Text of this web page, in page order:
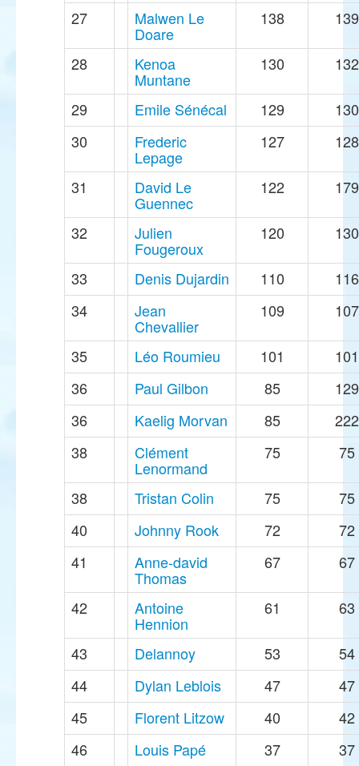
27 Malwen Le
Doare
138 139
28 Kenoa
Muntane
130 132
29 Emile Sénécal 129
130
30
Frederic
Lepage
127 128
31 David Le
Guennec
122 179
32 Julien
Fougeroux
120 130
33 Denis Dujardin 110
116
34
Jean
Chevallier
109 107
35 Léo Roumieu 101
101
36
Paul Gilbon 85
129
36
Kaelig Morvan 85
222
38
Clément
Lenormand
75 75
38 Tristan Colin 75
75
40
Johnny Rook 72
72
41
Anne-david
Thomas
67 67
42 Antoine
Hennion
61 63
43 Delannoy 53
54
44
Dylan Leblois 47
47
45
Florent Litzow 40
42
46
Louis Papé 37
37